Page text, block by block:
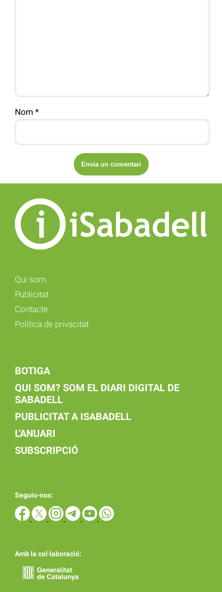
Nom *
Qui som
Publicitat
Contacte
Política de privacitat
BOTIGA
QUI SOM? SOM EL DIARI DIGITAL DE
SABADELL
PUBLICITAT A ISABADELL
L'ANUARI
SUBSCRIPCIÓ
Seguiu-nos:
Amb la col·laboració: